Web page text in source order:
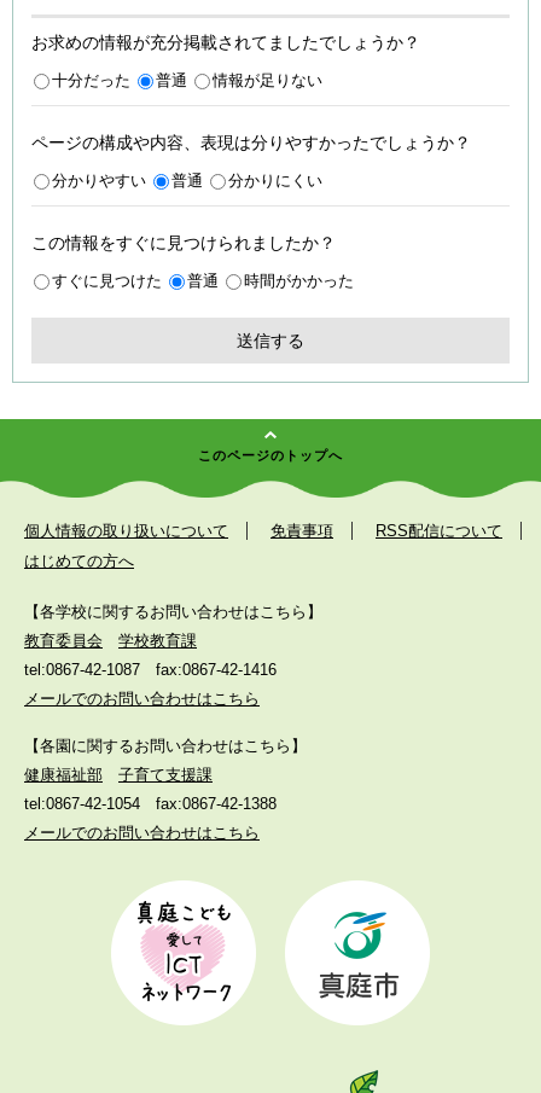
お求めの情報が充分掲載されてましたでしょうか？
十分だった 普通 情報が足りない
ページの構成や内容、表現は分りやすかったでしょうか？
分かりやすい 普通 分かりにくい
この情報をすぐに見つけられましたか？
すぐに見つけた 普通 時間がかかった
このページのトップへ
個人情報の取り扱いについて 免責事項
RSS配信について
はじめての方へ
【各学校に関するお問い合わせはこちら】
教育委員会
学校教育課
tel:0867-42-1087
fax:0867-42-1416
メールでのお問い合わせはこちら
【各園に関するお問い合わせはこちら】
健康福祉部
子育て支援課
tel:0867-42-1054
fax:0867-42-1388
メールでのお問い合わせはこちら